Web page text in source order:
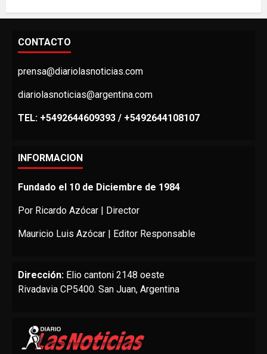
CONTACTO
prensa@diariolasnoticias.com
diariolasnoticias@argentina.com
TEL: +5492644609393 / +5492644108107
INFORMACION
Fundado el 10 de Diciembre de 1984
Por Ricardo Azócar | Director
Mauricio Luis Azócar | Editor Responsable
Dirección: Elio cantoni 2148 oeste
Rivadavia CP5400. San Juan, Argentina